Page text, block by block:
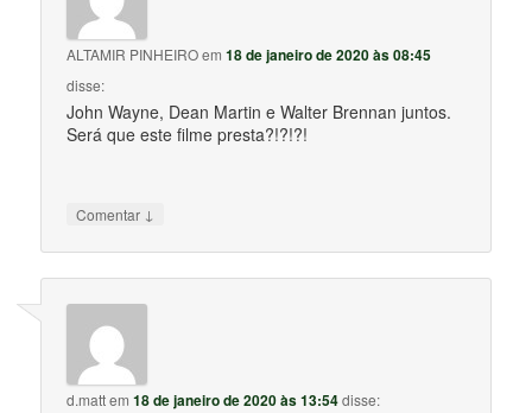
ALTAMIR PINHEIROem18 de janeiro de 2020 às 08:45
disse:
John Wayne, Dean Martin e Walter Brennan juntos.
Será que este filme presta?!?!?!
Comentar ↓
d.mattem18 de janeiro de 2020 às 13:54disse: